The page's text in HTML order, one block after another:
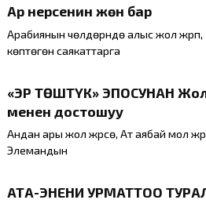
Ар нерсенин жөнү бар
Арабиянын чөлдөрүндө алыс жол жүрүп,
көптөгөн саякаттарга
«ЭР ТӨШТҮК» ЭПОСУНАН
менен достошуу
Андан ары жол жүрсө, Ат аябай мол
Элемандын
АТА-ЭНЕНИ УРМАТТОО